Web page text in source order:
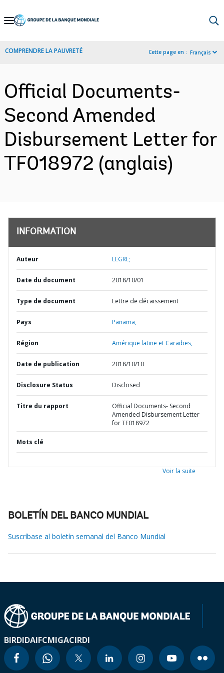
Skip
Navigation
COMPRENDRE LA PAUVRETÉ Cette page en : Français
Official Documents-
Second Amended
Disbursement Letter for
TF018972 (anglais)
INFORMATION
Auteur LEGRL;
Date du document 2018/10/01
Type de document Lettre de décaissement
Pays Panama,
Région Amérique latine et Caraïbes,
Date de publication 2018/10/10
Disclosure Status Disclosed
Titre du rapport
Official Documents- Second
Amended Disbursement Letter
for TF018972
Mots clé
Voir la suite
BOLETÍN DEL BANCO MUNDIAL
Suscríbase al boletín semanal del Banco Mundial
BIRDIDAIFCMIGACIRDI